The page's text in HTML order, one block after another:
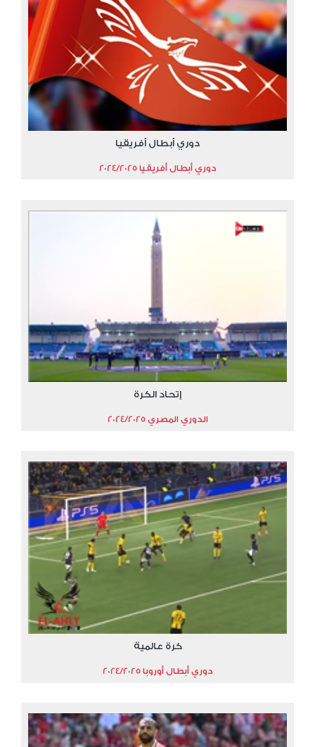
دوري أبطال أفريقيا
دوري أبطال أفريقيا 2024/2025
إتحاد الكرة
الدوري المصري 2024/2025
كرة عالمية
دوري أبطال أوروبا 2024/2025